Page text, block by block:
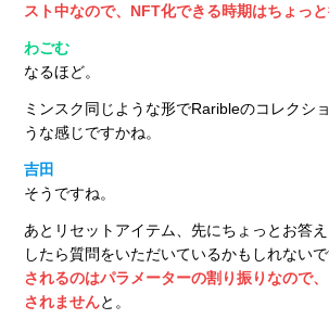
スト中なので、NFT化できる時期はちょっ
わごむ
なるほど。
ミンスク同じような形でRaribleのコレクシ
うな感じですかね。
吉田
そうですね。
あとリセットアイテム、先にちょっとお答
したら質問をいただいているかもしれないで
されるのはパラメーターの割り振りなので
されませんと。